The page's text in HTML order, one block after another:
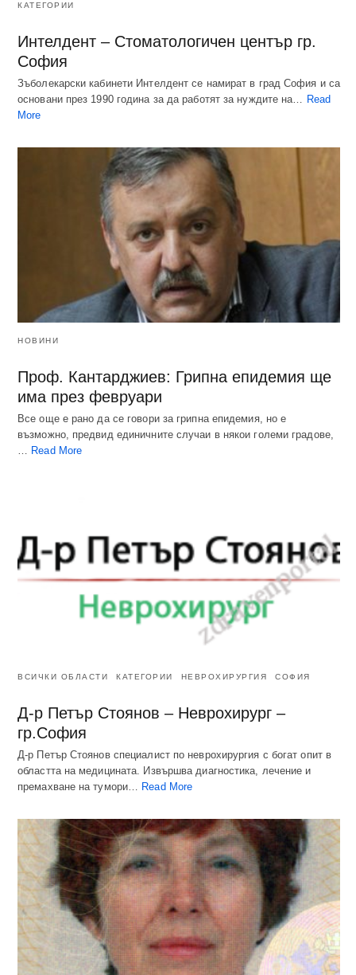
КАТЕГОРИИ
Интелдент – Стоматологичен център гр.
София
Зъболекарски кабинети Интелдент се намират в град София и са
основани през 1990 година за да работят за нуждите на… Read
More
НОВИНИ
Проф. Кантарджиев: Грипна епидемия ще
има през февруари
Все още е рано да се говори за грипна епидемия, но е
възможно, предвид единичните случаи в някои големи градове,
… Read More
ВСИЧКИ ОБЛАСТИ КАТЕГОРИИ НЕВРОХИРУРГИЯ СОФИЯ
Д-р Петър Стоянов – Неврохирург –
гр.София
Д-р Петър Стоянов специалист по неврохирургия с богат опит в
областта на медицината. Извършва диагностика, лечение и
премахване на тумори…
Read More